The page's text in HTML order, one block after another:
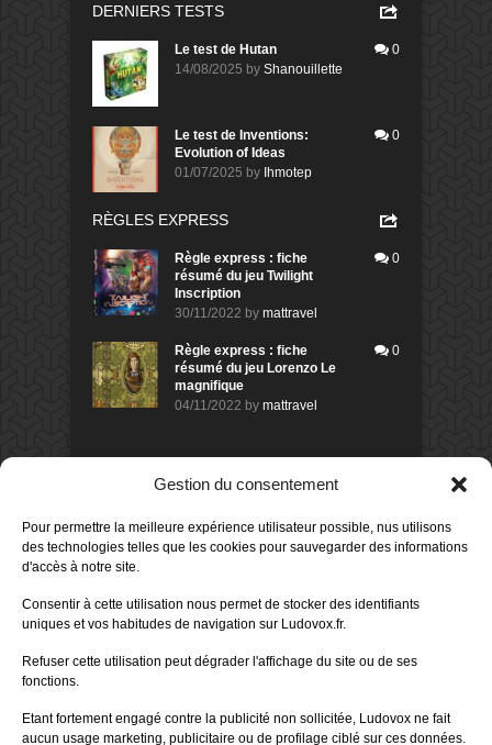
Gestion du consentement
Pour permettre la meilleure expérience utilisateur possible, nus utilisons
des technologies telles que les cookies pour sauvegarder des informations
d'accès à notre site.
Consentir à cette utilisation nous permet de stocker des identifiants
uniques et vos habitudes de navigation sur Ludovox.fr.
Refuser cette utilisation peut dégrader l'affichage du site ou de ses
fonctions.
Etant fortement engagé contre la publicité non sollicitée, Ludovox ne fait
aucun usage marketing, publicitaire ou de profilage ciblé sur ces données.
DERNIERS TESTS
Le test de Hutan
14/08/2025 by Shanouillette
0
Le test de Inventions:
Evolution of Ideas
01/07/2025 by Ihmotep
0
RÈGLES EXPRESS
Règle express : fiche
résumé du jeu Twilight
Inscription
30/11/2022 by mattravel
0
Règle express : fiche
résumé du jeu Lorenzo Le
magnifique
04/11/2022 by mattravel
0
DERNIERS AVIS DES MEMBRES
Avis de
Sur le jeu Collect!
il y a 18 heures
Avis demorlockbob
Sur le jeu Detective Box - Ciao
Publié leil y a 2 jours
80%
Sur le jeu Detective Box - Ciao
Bella